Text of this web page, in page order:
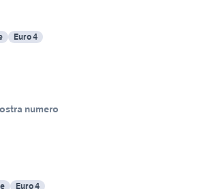
Euro 4
numero
Euro 4